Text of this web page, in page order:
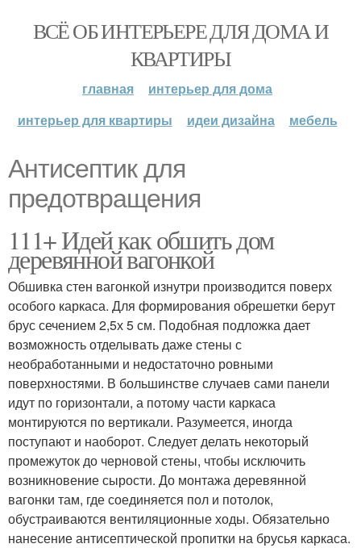
ВСЁ ОБ ИНТЕРЬЕРЕ ДЛЯ ДОМА И
КВАРТИРЫ
главная
интерьер для дома
интерьер для квартиры
идеи дизайна мебель
Антисептик для
предотвращения
111+ Идей как обшить дом
деревянной вагонкой
Обшивка стен вагонкой изнутри производится поверх
особого каркаса. Для формирования обрешетки берут
брус сечением 2,5х 5 см. Подобная подложка дает
возможность отделывать даже стены с
необработанными и недостаточно ровными
поверхностями. В большинстве случаев сами панели
идут по горизонтали, а потому части каркаса
монтируются по вертикали. Разумеется, иногда
поступают и наоборот. Следует делать некоторый
промежуток до черновой стены, чтобы исключить
возникновение сырости. До монтажа деревянной
вагонки там, где соединяется пол и потолок,
обустраиваются вентиляционные ходы. Обязательно
нанесение антисептической пропитки на брусья каркаса.